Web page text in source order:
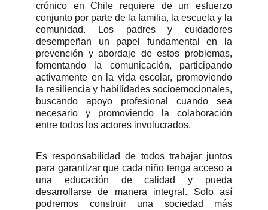
crónico en Chile requiere de un esfuerzo
conjunto por parte de la familia, la escuela y la
comunidad. Los padres y cuidadores
desempeñan un papel fundamental en la
prevención y abordaje de estos problemas,
fomentando la comunicación, participando
activamente en la vida escolar, promoviendo
la resiliencia y habilidades socioemocionales,
buscando apoyo profesional cuando sea
necesario y promoviendo la colaboración
entre todos los actores involucrados.
Es responsabilidad de todos trabajar juntos
para garantizar que cada niño tenga acceso a
una educación de calidad y pueda
desarrollarse de manera integral. Solo así
podremos construir una sociedad más